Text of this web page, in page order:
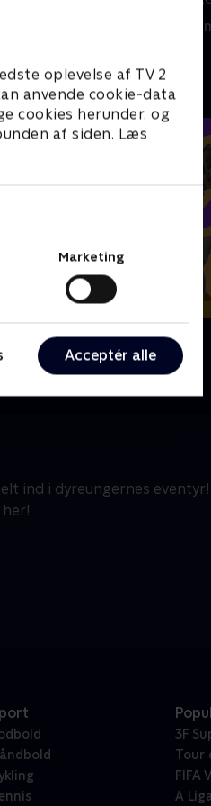
oplevelse af TV 2
anvende cookie-data
cookies herunder, og
af siden. Læs
Marketing
Acceptér alle
28. august 2021 • 4
Mini Oiii
• 1 sæsoner
ind i dyreungernes eventyr!
3F
Tour
FIFA
A